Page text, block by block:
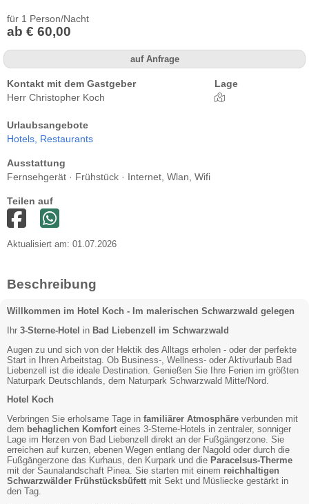
für 1 Person/Nacht
ab € 60,00
auf Anfrage
Kontakt mit dem Gastgeber
Herr Christopher Koch
Lage
Urlaubsangebote
Hotels, Restaurants
Ausstattung
Fernsehgerät · Frühstück · Internet, Wlan, Wifi
Teilen auf
Aktualisiert am: 01.07.2026
Beschreibung
Willkommen im Hotel Koch - Im malerischen Schwarzwald gelegen
Ihr 3-Sterne-Hotel in Bad Liebenzell im Schwarzwald
Augen zu und sich von der Hektik des Alltags erholen - oder der perfekte
Start in Ihren Arbeitstag. Ob Business-, Wellness- oder Aktivurlaub Bad
Liebenzell ist die ideale Destination. Genießen Sie Ihre Ferien im größten
Naturpark Deutschlands, dem Naturpark Schwarzwald Mitte/Nord.
Hotel Koch
Verbringen Sie erholsame Tage in familiärer Atmosphäre verbunden mit
dem behaglichen Komfort eines 3-Sterne-Hotels in zentraler, sonniger
Lage im Herzen von Bad Liebenzell direkt an der Fußgängerzone. Sie
erreichen auf kurzen, ebenen Wegen entlang der Nagold oder durch die
Fußgängerzone das Kurhaus, den Kurpark und die Paracelsus-Therme
mit der Saunalandschaft Pinea. Sie starten mit einem reichhaltigen
Schwarzwälder Frühstücksbüfett mit Sekt und Müsliecke gestärkt in
den Tag.